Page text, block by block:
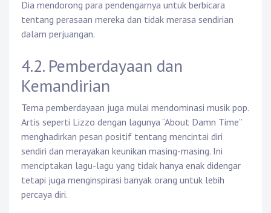
Dia mendorong para pendengarnya untuk berbicara
tentang perasaan mereka dan tidak merasa sendirian
dalam perjuangan.
4.2. Pemberdayaan dan
Kemandirian
Tema pemberdayaan juga mulai mendominasi musik pop.
Artis seperti Lizzo dengan lagunya “About Damn Time”
menghadirkan pesan positif tentang mencintai diri
sendiri dan merayakan keunikan masing-masing. Ini
menciptakan lagu-lagu yang tidak hanya enak didengar
tetapi juga menginspirasi banyak orang untuk lebih
percaya diri.